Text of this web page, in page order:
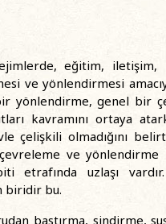
eğitim,
ve yönlendirmesi
yönlendirme, genel bir
kavramını ortaya
çelişkili olmadığını
ve yönlendirme
etrafında uzlaşı
biridir bu.
bastırma, sindirme,